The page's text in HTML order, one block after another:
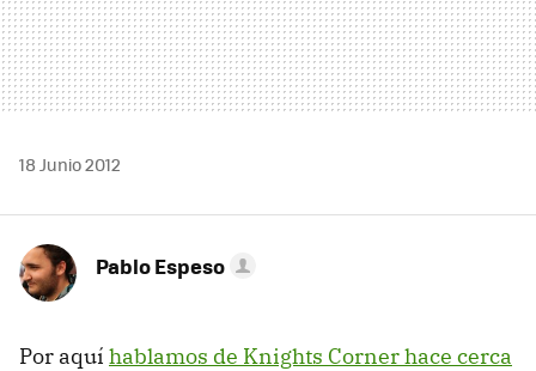
18 Junio 2012
Pablo Espeso
Por aquí hablamos de Knights Corner hace cerca